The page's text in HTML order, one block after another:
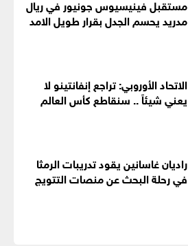
مستقبل فينيسيوس جونيور في ريال
مدريد يحسم الجدل بقرار طويل الامد
الاتحاد الأوروبي: تراجع إنفانتينو لا
يعني شيئاً .. سنقاطع كأس العالم
راديان غاسانين يقود تدريبات الرمثا
في رحلة البحث عن منصات التتويج